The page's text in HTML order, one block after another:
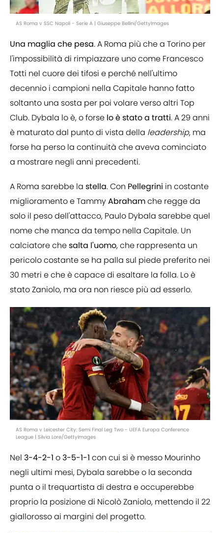
AS Roma v SSC Napoli - Serie A | Giuseppe Bellini/GettyImages
Una maglia che pesa. A Roma più che a Torino per
l'impossibilità di rimpiazzare uno come Francesco
Totti nel cuore dei tifosi e perché nell'ultimo
decennio i campioni nella Capitale hanno fatto
soltanto una sosta per poi volare verso altri Top
Club. Dybala lo è, o forse lo è stato a tratti. A 29 anni
è maturato dal punto di vista della leadership, ma
forse ha perso la continuità che aveva cominciato
a mostrare negli anni precedenti.
A Roma sarebbe la stella. Con Pellegrini in costante
miglioramento e TammyAbrahamche regge da
solo il peso dell'attacco, Paulo Dybala sarebbe quel
nome che manca da tempo nella Capitale. Un
calciatore chesalta l'uomo, che rappresenta un
pericolo costante se ha palla sul piede preferito nei
30 metri e che è capace di esaltare la folla. Lo è
stato Zaniolo, ma ora non riesce più ad esserlo.
AS Roma v Leicester City: Semi Final Leg Two - UEFA Europa Conference
League | Silvia Lore/GettyImages
Nel 3-4-2-1 o 3-5-1-1 con cui si è messo Mourinho
negli ultimi mesi, Dybala sarebbe o la seconda
punta o il trequartista di destra e occuperebbe
proprio la posizione di Nicolò Zaniolo, mettendo il 22
giallorosso ai margini del progetto.